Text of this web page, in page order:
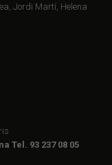
Jordi Martí, Helena
Tel. 93 237 08 05